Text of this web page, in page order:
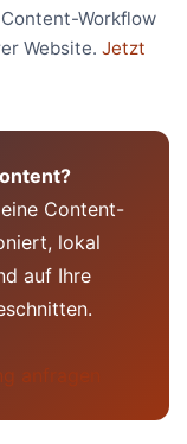
Workflow
Website. Jetzt
Content-
lokal
auf Ihre
anfragen